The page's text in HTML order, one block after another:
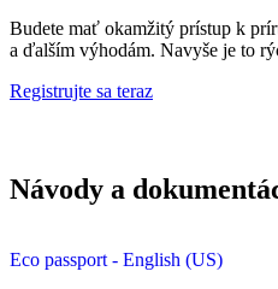
Budete mať okamžitý prístup k
a ďalším výhodám. Navyše je to
Registrujte sa teraz
Návody a
Eco passport - English (US)